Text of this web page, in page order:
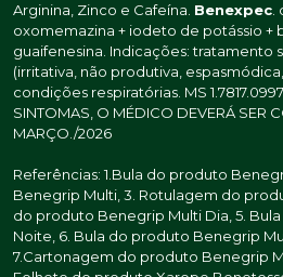
Arginina, Zinco e Cafeína. Benexpec
oxomemazina + iodeto de potássio +
guaifenesina. Indicações: tratamento
(irritativa, não produtiva,
condições respiratórias. MS
SINTOMAS, O MÉDICO DEVERÁ SER
MARÇO./2026
Referências: 1.Bula do produto
Benegrip Multi, 3. Rotulagem do
do produto Benegrip Multi Dia, 5.
Noite, 6. Bula do produto Benegrip
7.Cartonagem do produto Benegrip